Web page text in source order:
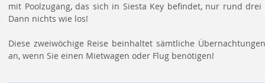
mit Poolzugang, das sich in Siesta Key befindet, nur rund
Dann nichts wie los!
Diese zweiwöchige Reise beinhaltet sämtliche
an, wenn Sie einen Mietwagen oder Flug benötigen!